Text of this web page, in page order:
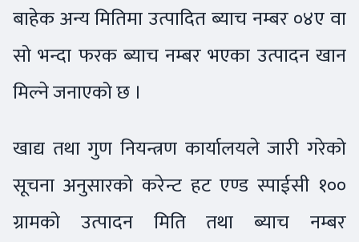
बाहेक अन्य मितिमा उत्पादित ब्याच नम्बर ०४ए वा
सो भन्दा फरक ब्याच नम्बर भएका उत्पादन खान
मिल्ने जनाएको छ ।
खाद्य तथा गुण नियन्त्रण कार्यालयले जारी गरेको
सूचना अनुसारको करेन्ट हट एण्ड स्पाईसी १००
ग्रामको उत्पादन मिति तथा ब्याच नम्बर